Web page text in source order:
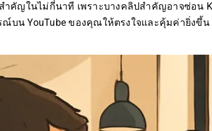
สำคัญในไม่กี่นาที เพราะบางคลิปสำคัญอาจซ่อ
ณ์บน YouTube ของคุณให้ตรงใจและคุ้มค่ายิ่งขึ้น